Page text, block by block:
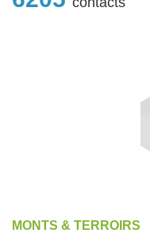
MONTS & TERROIRS